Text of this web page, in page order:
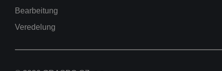
Bearbeitung
Veredelung